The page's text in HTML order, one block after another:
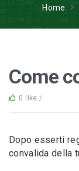
Home
Come
0 like /
Dopo esserti
convalida della